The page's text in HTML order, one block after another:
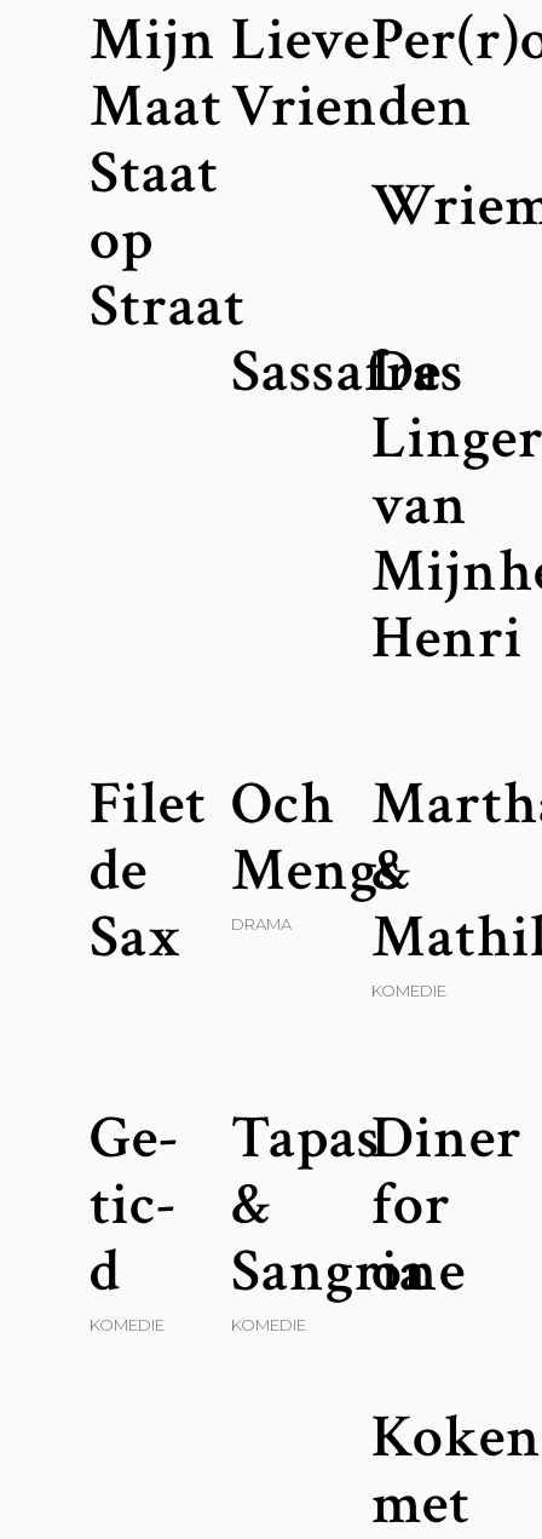
Mijn
Maat
Staat
op
Straat
Lieve
Vrienden
Sassafras
De
van
Henri
Filet
de
Sax
Och
Mengs
DRAMA
&
KOMEDIE
Ge-
tic-
d
KOMEDIE
Tapas
&
Sangria
KOMEDIE
Diner
for
one
Koken
met